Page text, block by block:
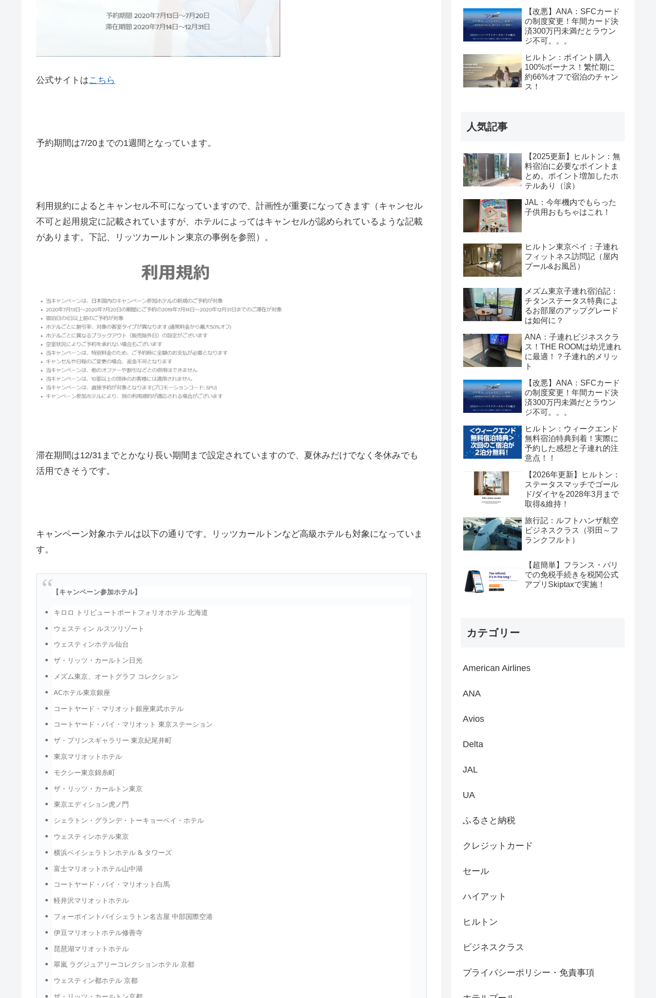
公式サイトはこちら
予約期間は7/20までの1週間となっています。
利用規約によるとキャンセル不可になっていますので、計画性が重要になってきます（キャンセル
不可と起用規定に記載されていますが、ホテルによってはキャンセルが認められているような記載
があります。下記、リッツカールトン東京の事例を参照）。
滞在期間は12/31までとかなり長い期間まで設定されていますので、夏休みだけでなく冬休みでも
活用できそうです。
キャンペーン対象ホテルは以下の通りです。リッツカールトンなど高級ホテルも対象になっていま
す。
【キャンペーン参加ホテル】
キロロ トリビュートポートフォリオホテル 北海道
ウェスティン ルスツリゾート
ウェスティンホテル仙台
ザ・リッツ・カールトン日光
メズム東京、オートグラフ コレクション
ACホテル東京銀座
コートヤード・マリオット銀座東武ホテル
コートヤード・バイ・マリオット 東京ステーション
ザ・プリンスギャラリー 東京紀尾井町
東京マリオットホテル
モクシー東京錦糸町
ザ・リッツ・カールトン東京
東京エディション虎ノ門
シェラトン・グランデ・トーキョーベイ・ホテル
ウェスティンホテル東京
横浜ベイシェラトンホテル & タワーズ
富士マリオットホテル山中湖
コートヤード・バイ・マリオット白馬
軽井沢マリオットホテル
フォーポイントバイシェラトン名古屋 中部国際空港
伊豆マリオットホテル修善寺
琵琶湖マリオットホテル
翠嵐 ラグジュアリーコレクションホテル 京都
ウェスティン都ホテル 京都
【改悪】ANA：SFCカード
の制度変更！年間カード決
済300万円未満だとラウン
ジ不可。。。
ヒルトン：ポイント購入
100%ボーナス！繁忙期に
約66%オフで宿泊のチャン
ス！
人気記事
【2025更新】ヒルトン：無
料宿泊に必要なポイントま
とめ。ポイント増加したホ
テルあり（涙）
JAL：今年機内でもらった
子供用おもちゃはこれ！
ヒルトン東京ベイ：子連れ
フィットネス訪問記（屋内
プール&お風呂）
メズム東京子連れ宿泊記：
チタンステータス特典によ
るお部屋のアップグレード
は如何に？
ANA：子連れビジネスクラ
ス！THE ROOMは幼児連れ
に最適！？子連れ的メリッ
ト
【改悪】ANA：SFCカード
の制度変更！年間カード決
済300万円未満だとラウン
ジ不可。。。
ヒルトン：ウィークエンド
無料宿泊特典到着！実際に
予約した感想と子連れ的注
意点！！
【2026年更新】ヒルトン：
ステータスマッチでゴール
ド/ダイヤを2028年3月まで
取得&維持！
旅行記：ルフトハンザ航空
ビジネスクラス（羽田～フ
ランクフルト）
【超簡単】フランス・パリ
での免税手続きを税関公式
アプリSkiptaxで実施！
カテゴリー
American Airlines
ANA
Avios
Delta
JAL
UA
ふるさと納税
クレジットカード
セール
ハイアット
ヒルトン
ビジネスクラス
プライバシーポリシー・免責事項